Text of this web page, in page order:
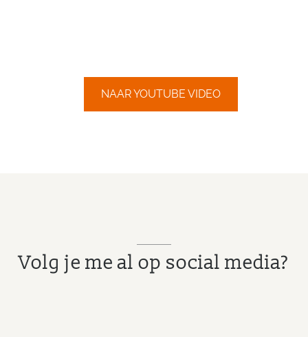
NAAR YOUTUBE VIDEO
Volg je me al op social media?